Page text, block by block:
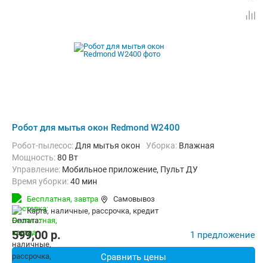
Робот для мытья окон Redmond W2400
Робот-пылесос: Для мытья окон Уборка: Влажная
мощность:80 Вт
Управление: Мобильное приложение, Пульт ДУ
Время уборки:40 мин
Бесплатная, завтра
Самовывоз
карта, наличные, рассрочка, кредит
599,00 p. 1 предложение
Сравнить цены